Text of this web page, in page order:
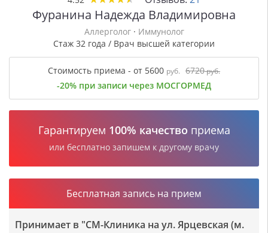
Фуранина Надежда Владимировна
Аллерголог· Иммунолог
Стаж 32 года / Врач высшей категории
Стоимость приема - от 5600 руб. 6720руб.
-20% при записи через МОСГОРМЕД
Гарантируем 100% качество приема
или бесплатно запишем к другому врачу
Бесплатная запись на прием
Принимает в "СМ-Клиника на ул. Ярцевская (м.